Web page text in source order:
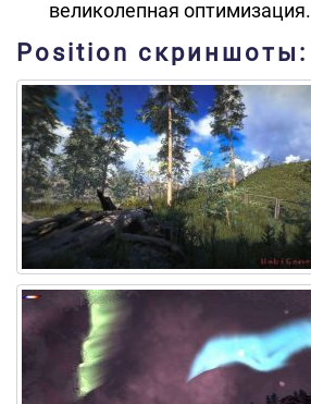
великолепная оптимизация.
Position скриншоты: